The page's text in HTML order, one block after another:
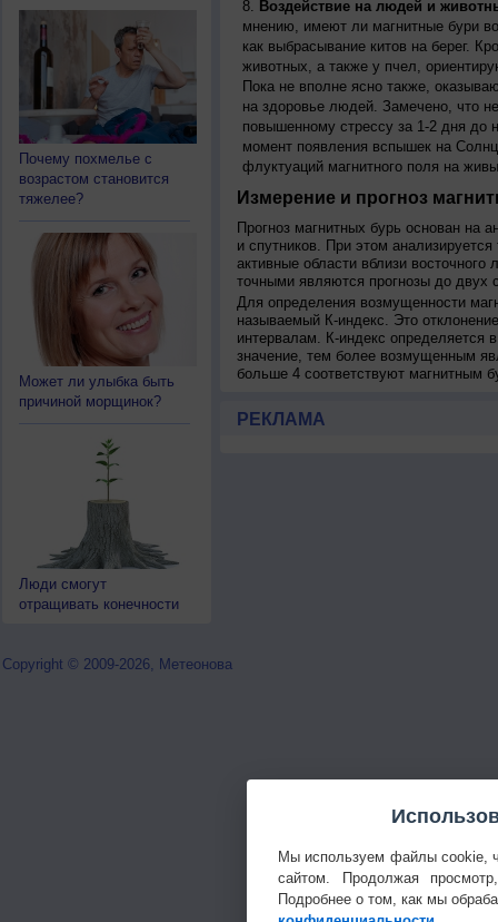
Почему похмелье с
возрастом становится
тяжелее?
Может ли улыбка быть
причиной морщинок?
Люди смогут
отращивать конечности
Воздействие на людей и
мнению, имеют ли магнитные бури
как выбрасывание китов на берег.
животных, а также у пчел,
Пока не вполне ясно также,
на здоровье людей. Замечено, что
повышенному стрессу за 1-2 дня до
момент появления вспышек на
флуктуаций магнитного поля на
Измерение и прогноз
Прогноз магнитных бурь основан на
и спутников. При этом
активные области вблизи
точными являются прогнозы до двух
Для определения возмущенности
называемый К-индекс. Это
интервалам. К-индекс определяется
значение, тем более возмущенным
больше 4 соответствуют магнитным
РЕКЛАМА
Copyright © 2009-2026, Метеонова
Мы используем файлы cookie,
сайтом. Продолжая
Подробнее о том, как мы